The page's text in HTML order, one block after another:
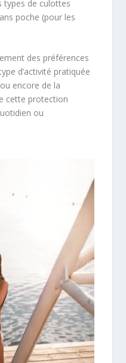
types de culottes
poche (pour les
des préférences
d’activité pratiquée
encore de la
cette protection
ou